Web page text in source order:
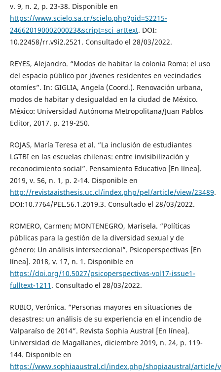
v. 9, n. 2, p. 23-38. Disponible en
https://www.scielo.sa.cr/scielo.php?pid=S2215-
24662019000200023&script=sci_arttext. DOI:
10.22458/rr.v9i2.2521. Consultado el 28/03/2022.
REYES, Alejandro. “Modos de habitar la colonia Roma: el uso
del espacio público por jóvenes residentes en vecindades
otomíes”. In: GIGLIA, Angela (Coord.). Renovación urbana,
modos de habitar y desigualdad en la ciudad de México.
México: Universidad Autónoma Metropolitana/Juan Pablos
Editor, 2017. p. 219-250.
ROJAS, María Teresa et al. “La inclusión de estudiantes
LGTBI en las escuelas chilenas: entre invisibilización y
reconocimiento social”. Pensamiento Educativo [En línea].
2019, v. 56, n. 1, p. 2-14. Disponible en
http://revistaaisthesis.uc.cl/index.php/pel/article/view/23489.
DOI:10.7764/PEL.56.1.2019.3. Consultado el 28/03/2022.
ROMERO, Carmen; MONTENEGRO, Marisela. “Políticas
públicas para la gestión de la diversidad sexual y de
género: Un análisis interseccional”. Psicoperspectivas [En
línea]. 2018, v. 17, n. 1. Disponible en
https://doi.org/10.5027/psicoperspectivas-vol17-issue1-
fulltext-1211 . Consultado el 28/03/2022.
RUBIO, Verónica. “Personas mayores en situaciones de
desastres: un análisis de su experiencia en el incendio de
Valparaíso de 2014”. Revista Sophia Austral [En línea].
Universidad de Magallanes, diciembre 2019, n. 24, p. 119-
144. Disponible en
https://www.sophiaaustral.cl/index.php/shopiaaustral/article/